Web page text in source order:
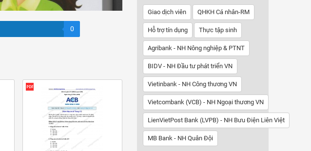
0
Giao dịch viên QHKH Cá nhân-RM
Hỗ trợ tín dụng Thực tập sinh
Agribank - NH Nông nghiệp & PTNT
BIDV - NH Đầu tư phát triển VN
Vietinbank - NH Công thương VN
Vietcombank (VCB) - NH Ngoại thương VN
LienVietPost Bank (LVPB) - NH Bưu Điện Liên Việt
MB Bank - NH Quân Đội